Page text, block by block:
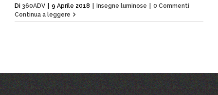
Di 360ADV 9 Aprile 2018 Insegne luminose
0 Commenti
Continua a leggere